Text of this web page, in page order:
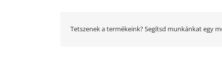
Tetszenek a termékeink? Segítsd munkánkat egy